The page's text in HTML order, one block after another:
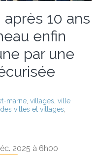
10 ans
enfin
par une
marne villages ville
villes et villages
2025 à 6h00